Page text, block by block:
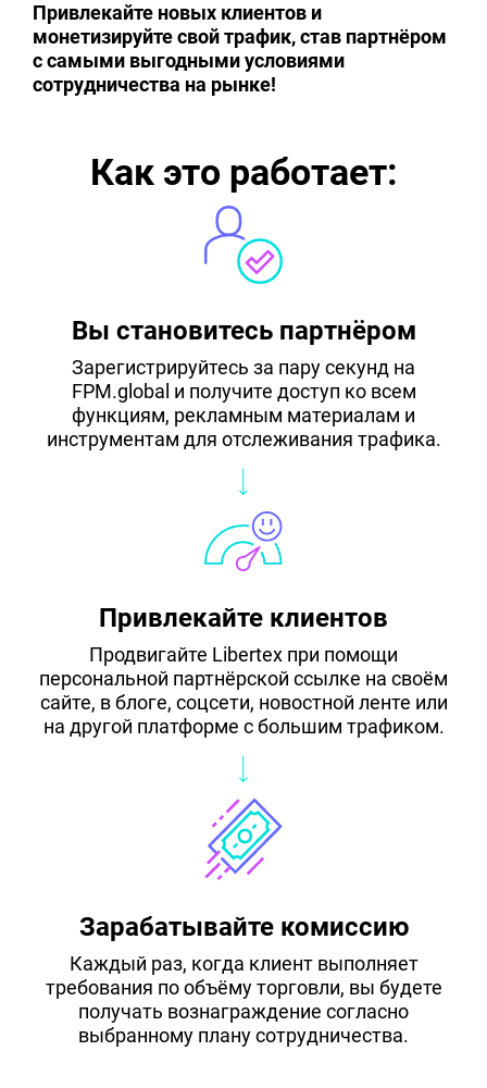
Привлекайте новых клиентов и
монетизируйте свой трафик, став партнёром
с самыми выгодными условиями
сотрудничества на рынке!
Как это работает:
Вы становитесь партнёром
Зарегистрируйтесь за пару секунд на
FPM.global и получите доступ ко всем
функциям, рекламным материалам и
инструментам для отслеживания трафика.
Привлекайте клиентов
Продвигайте Libertex при помощи
персональной партнёрской ссылке на своём
сайте, в блоге, соцсети, новостной ленте или
на другой платформе с большим трафиком.
Зарабатывайте комиссию
Каждый раз, когда клиент выполняет
требования по объёму торговли, вы будете
получать вознаграждение согласно
выбранному плану сотрудничества.